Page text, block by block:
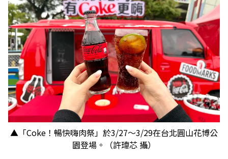
▲「Coke！暢快嗨肉祭」於3/27～3/29在台北圓山花博公
園登場。（許瑋芯 攝）